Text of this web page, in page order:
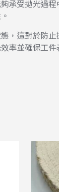
承受拋光過程
，這對於防止
率並確保工件